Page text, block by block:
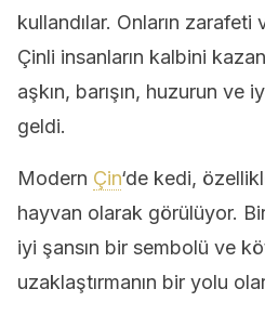
kullandılar. Onların zarafeti
Çinli insanların kalbini
aşkın, barışın, huzurun ve
geldi.
Modern Çin‘de kedi,
hayvan olarak görülüyor.
iyi şansın bir sembolü ve
uzaklaştırmanın bir yolu